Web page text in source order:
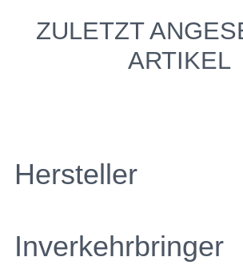
ZULETZT
ARTIKEL
Hersteller
Inverkehrbringer